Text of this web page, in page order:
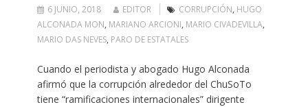
6 JUNIO, 2018 EDITOR CORRUPCIÓN, HUGO
ALCONADA MON, MARIANO ARCIONI, MARIO CIVADEVILLA,
MARIO DAS NEVES, PARO DE ESTATALES
Cuando el periodista y abogado Hugo Alconada
afirmó que la corrupción alrededor del ChuSoTo
tiene “ramificaciones internacionales” dirigente